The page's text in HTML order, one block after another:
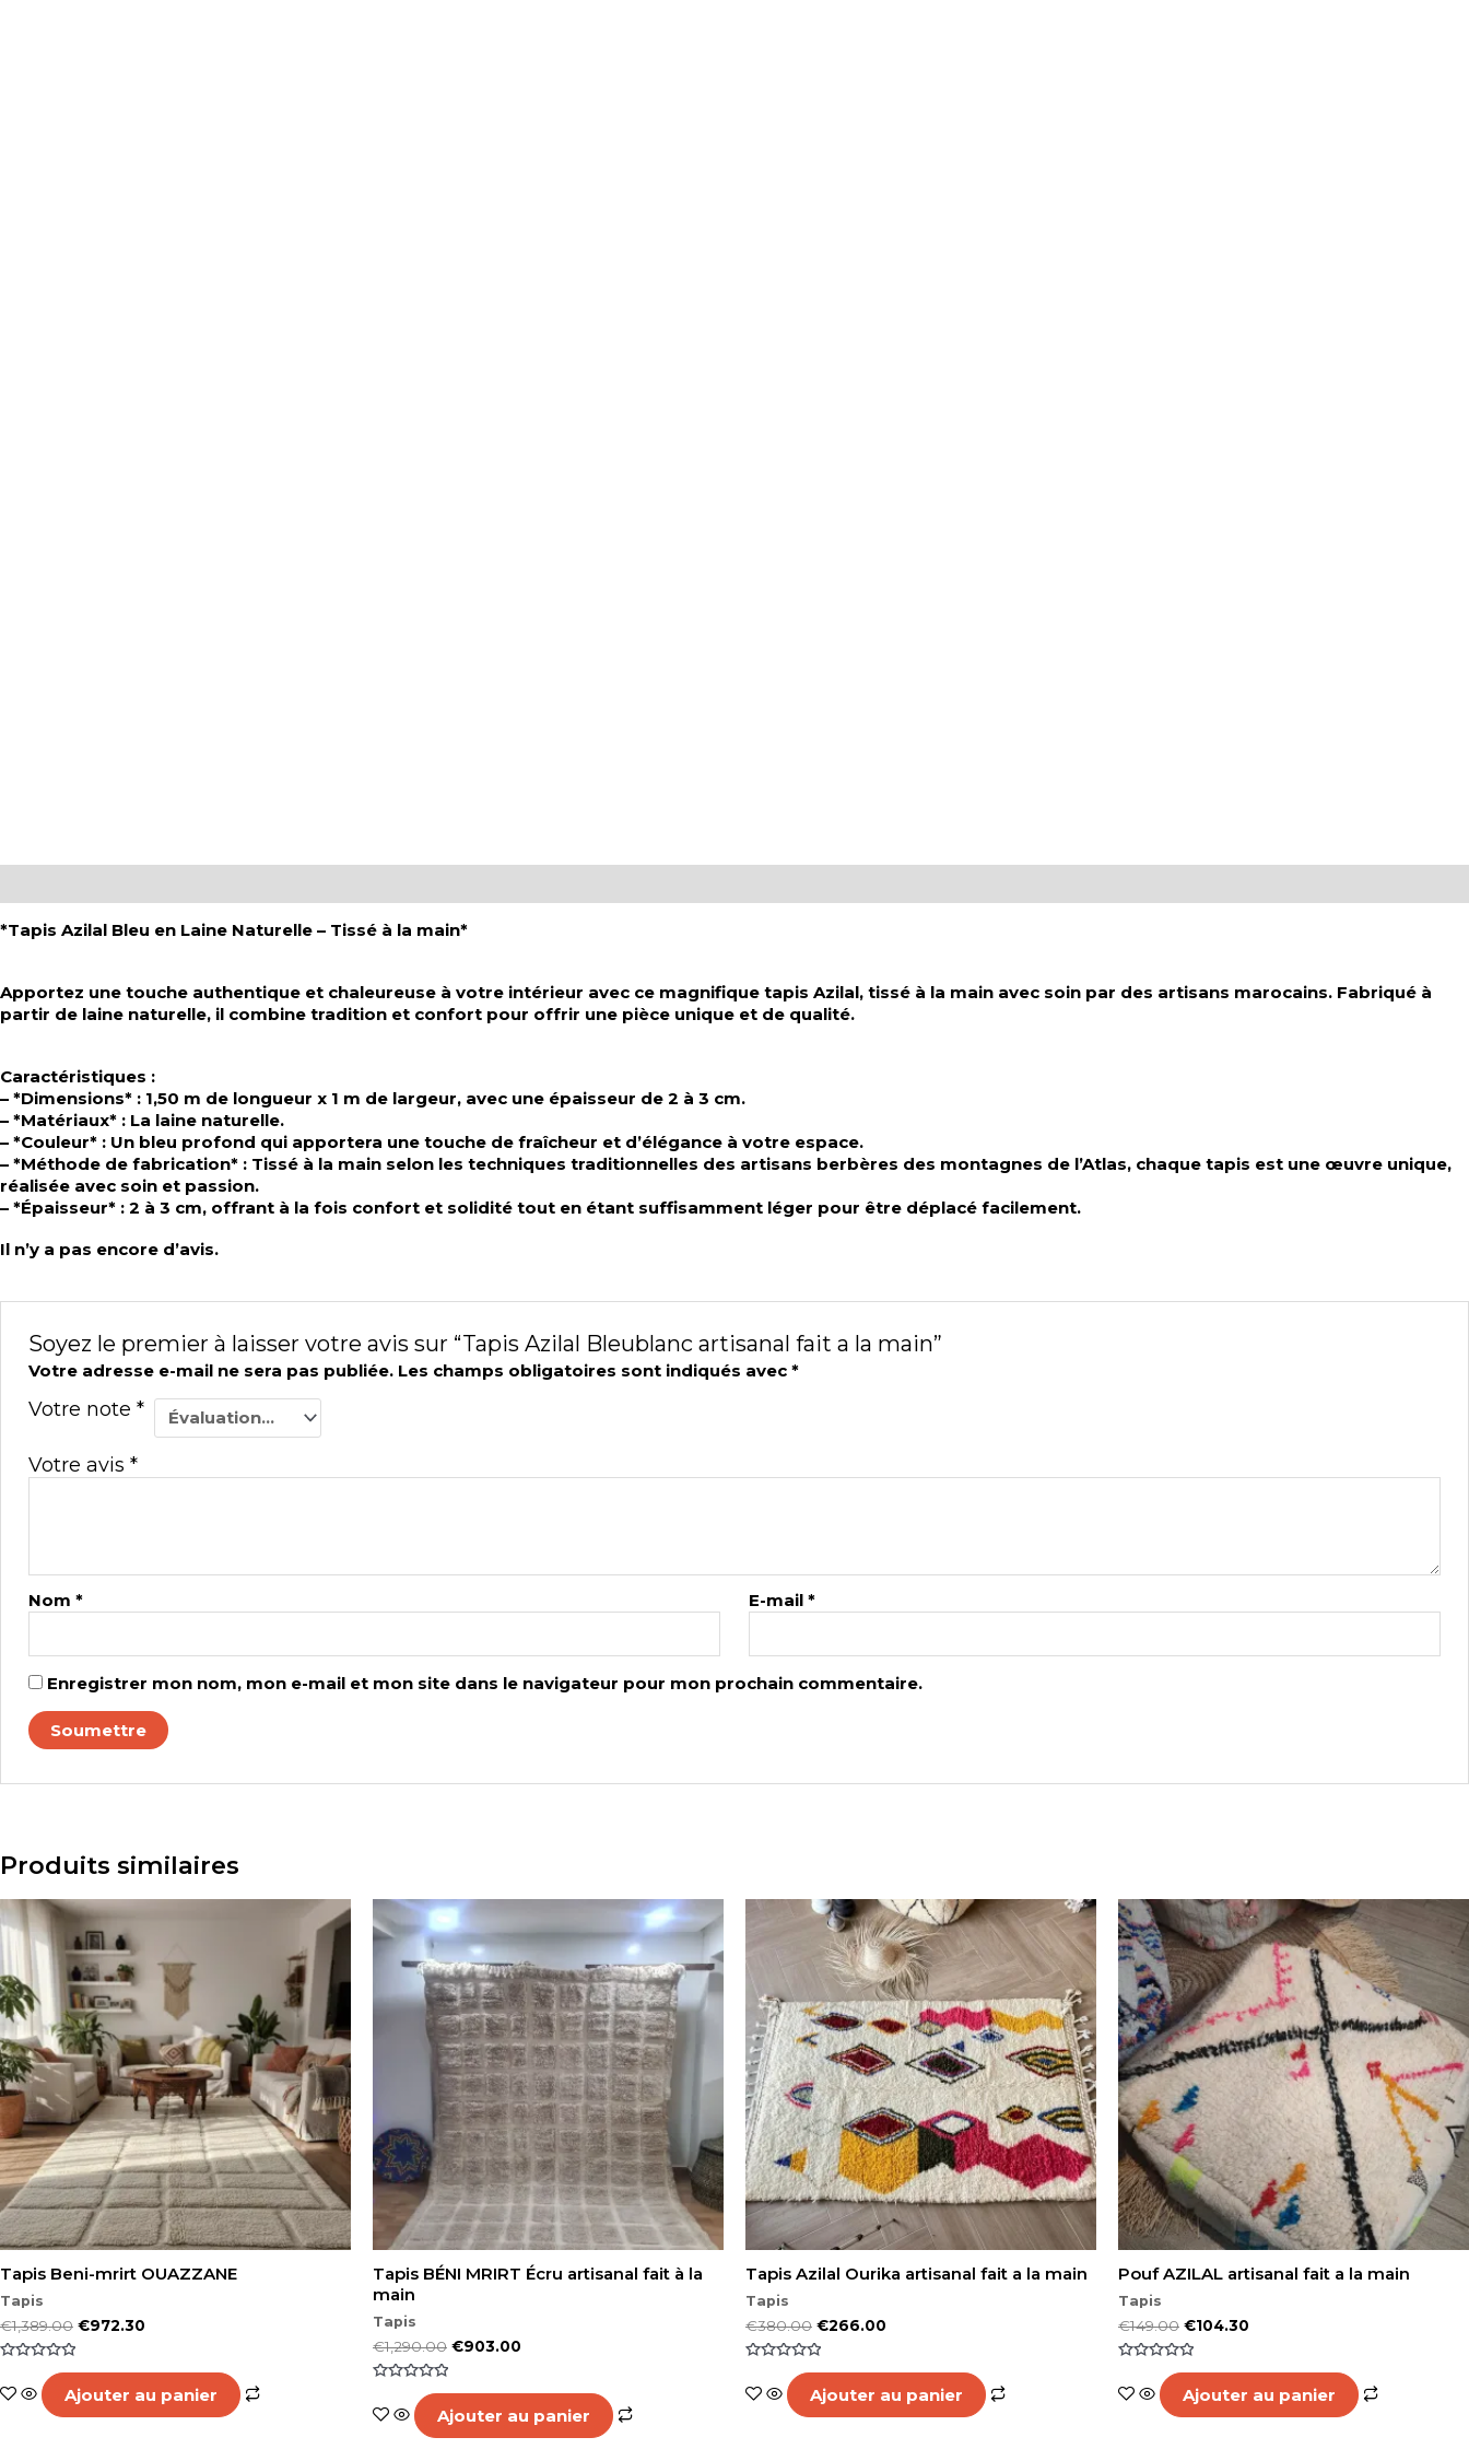
*Tapis Azilal Bleu en Laine Naturelle – Tissé à la main*
Apportez une touche authentique et chaleureuse à votre intérieur avec ce magnifique tapis Azilal, tissé à la main avec soin par des artisans marocains. Fabriqué à
partir de laine naturelle, il combine tradition et confort pour offrir une pièce unique et de qualité.
Caractéristiques :
– *Dimensions* : 1,50 m de longueur x 1 m de largeur, avec une épaisseur de 2 à 3 cm.
– *Matériaux* : La laine naturelle.
– *Couleur* : Un bleu profond qui apportera une touche de fraîcheur et d’élégance à votre espace.
– *Méthode de fabrication* : Tissé à la main selon les techniques traditionnelles des artisans berbères des montagnes de l’Atlas, chaque tapis est une œuvre unique,
réalisée avec soin et passion.
– *Épaisseur* : 2 à 3 cm, offrant à la fois confort et solidité tout en étant suffisamment léger pour être déplacé facilement.
Il n’y a pas encore d’avis.
Soyez le premier à laisser votre avis sur “Tapis Azilal Bleublanc artisanal fait a la main”
Votre adresse e-mail ne sera pas publiée. Les champs obligatoires sont indiqués avec*
Votre note*
Votre avis*
Nom* E-mail *
Enregistrer mon nom, mon e-mail et mon site dans le navigateur pour mon prochain commentaire.
Produits similaires
Tapis Beni-mrirt OUAZZANE
Tapis
€1,389.00 €972.30
sur
Ajouter au panier
Tapis BÉNI MRIRT Écru artisanal fait à la
main
Tapis
€1,290.00 €903.00
sur
Ajouter au panier
Tapis Azilal Ourika artisanal fait a la main
Tapis
€380.00 €266.00
sur
Ajouter au panier
Pouf AZILAL artisanal fait a la main
Tapis
€149.00 €104.30
sur
Ajouter au panier